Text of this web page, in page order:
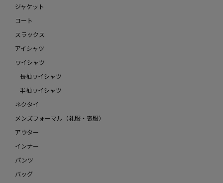
ジャケット
コート
スラックス
アイシャツ
ワイシャツ
長袖ワイシャツ
半袖ワイシャツ
ネクタイ
メンズフォーマル（礼服・喪服）
アウター
インナー
パンツ
バッグ